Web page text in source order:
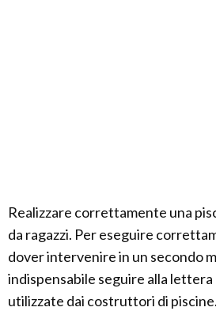
Realizzare correttamente una
da ragazzi. Per eseguire
dover intervenire in un secondo
indispensabile seguire alla
utilizzate dai costruttori di